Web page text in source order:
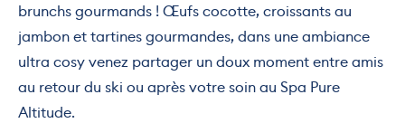
brunchs gourmands ! Œufs cocotte, croissants au
jambon et tartines gourmandes, dans une ambiance
ultra cosy venez partager un doux moment entre amis
au retour du ski ou après votre soin au Spa Pure
Altitude.